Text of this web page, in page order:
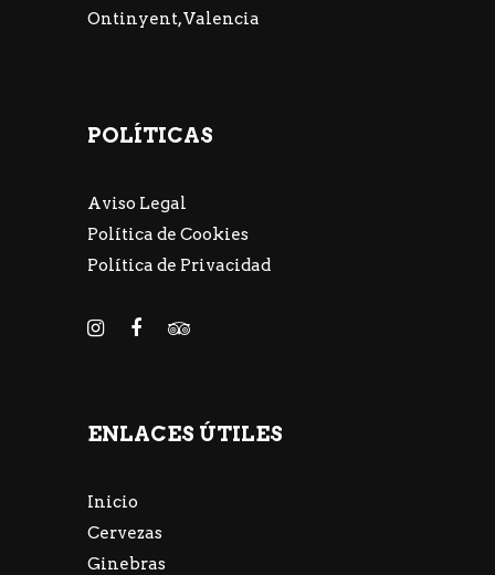
Ontinyent, Valencia
POLÍTICAS
Aviso Legal
Política de Cookies
Política de Privacidad
ENLACES ÚTILES
Inicio
Cervezas
Ginebras